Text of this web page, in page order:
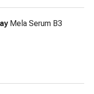
Mela Serum B3